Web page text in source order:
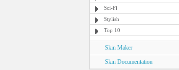
Sci-Fi
Stylish
Top 10
Skin Maker
Skin Documentation